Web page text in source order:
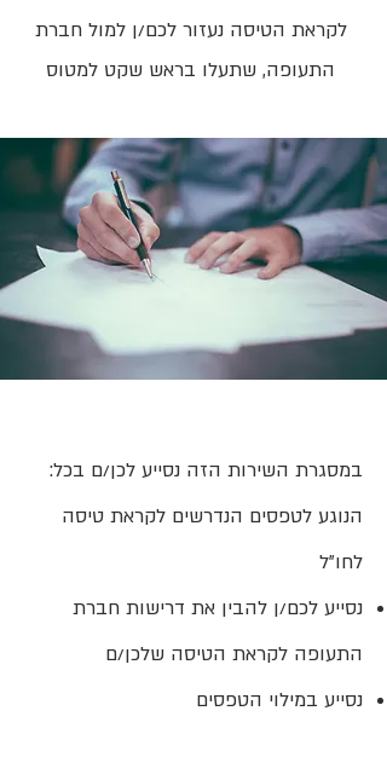
לקראת הטיסה נעזור לכם/ן למול חברת
התעופה, שתעלו בראש שקט למטוס
:במסגרת השירות הזה נסייע לכן/ם בכל
הנוגע לטפסים הנדרשים לקראת טיסה
לחו"ל
נסייע לכם/ן להבין את דרישות חברת
התעופה לקראת הטיסה שלכן/ם
נסייע במילוי הטפסים